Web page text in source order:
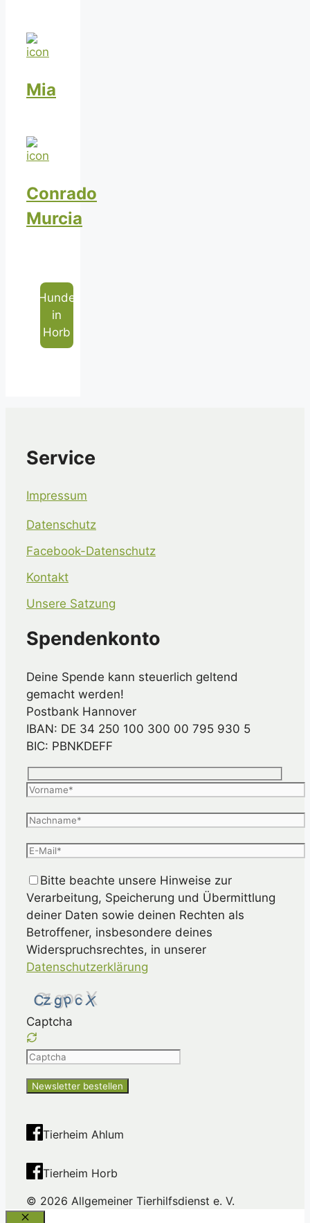
Mia
Conrado
Murcia
Hunde
in
Horb
Service
Impressum
Datenschutz
Facebook-Datenschutz
Kontakt
Unsere Satzung
Spendenkonto
Deine Spende kann steuerlich geltend
gemacht werden!
Postbank Hannover
IBAN: DE 34 250 100 300 00 795 930 5
BIC: PBNKDEFF
Bitte beachte unsere Hinweise zur
Verarbeitung, Speicherung und Übermittlung
deiner Daten sowie deinen Rechten als
Betroffener, insbesondere deines
Widerspruchsrechtes, in unserer
Datenschutzerklärung
Captcha
Please
the
shown
in
the
CAPTCHA
to
ensure
Tierheim Ahlum
Tierheim Horb
© 2026 Allgemeiner Tierhilfsdienst e. V.